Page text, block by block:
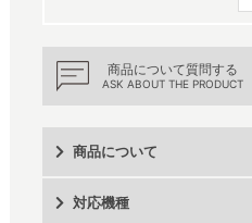
商品について質問する
ASK ABOUT THE PRODUCT
商品について
対応機種